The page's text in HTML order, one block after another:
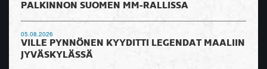
PALKINNON SUOMEN MM-RALLISSA
05.08.2026
VILLE PYNNÖNEN KYYDITTI LEGENDAT MAALIIN
JYVÄSKYLÄSSÄ